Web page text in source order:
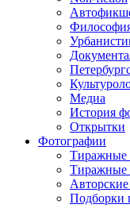
Медиа
История
Открытки
Фотографии
Тиражные
Тиражные
Подборки